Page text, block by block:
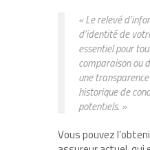
« Le relevé
d’identité de
essentiel pour
comparaison ou
une
historique de
potentiels. »
Vous pouvez